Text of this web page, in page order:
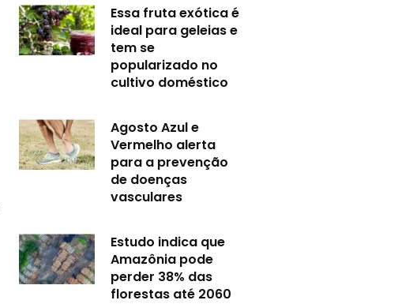
Essa fruta exótica é
ideal para geleias e
tem se
popularizado no
cultivo doméstico
Agosto Azul e
Vermelho alerta
para a prevenção
de doenças
vasculares
Estudo indica que
Amazônia pode
perder 38% das
florestas até 2060